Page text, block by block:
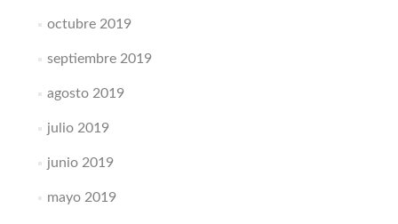
octubre 2019
septiembre 2019
agosto 2019
julio 2019
junio 2019
mayo 2019